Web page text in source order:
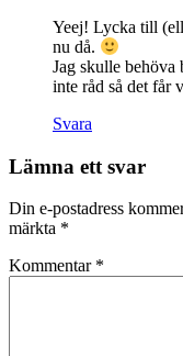
Yeej! Lycka till
nu då.
Jag skulle behöva
inte råd så det får
Svara
Lämna ett svar
Din e-postadress
märkta *
Kommentar *